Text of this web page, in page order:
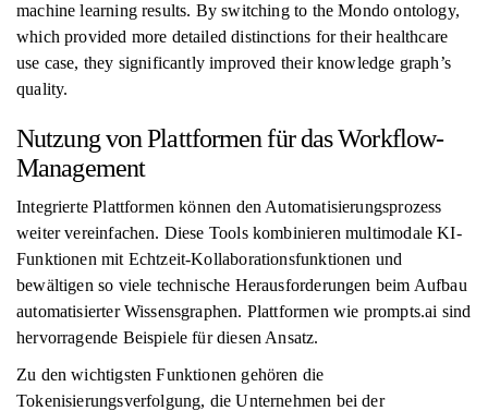
machine learning results. By switching to the Mondo ontology,
which provided more detailed distinctions for their healthcare
use case, they significantly improved their knowledge graph’s
quality.
Nutzung von Plattformen für das Workflow-
Management
Integrierte Plattformen können den Automatisierungsprozess
weiter vereinfachen. Diese Tools kombinieren multimodale KI-
Funktionen mit Echtzeit-Kollaborationsfunktionen und
bewältigen so viele technische Herausforderungen beim Aufbau
automatisierter Wissensgraphen. Plattformen wie prompts.ai sind
hervorragende Beispiele für diesen Ansatz.
Zu den wichtigsten Funktionen gehören die
Tokenisierungsverfolgung, die Unternehmen bei der